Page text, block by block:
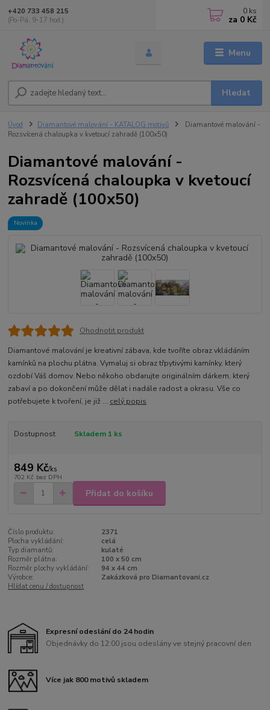
Menu
Hledat
+420 733 458 215
(Po-Pá, 9-17 hod.)
0 ks
za 0 Kč
Úvod Diamantové malování - KATALOG motivů
Diamantové malování -
Rozsvícená chaloupka v kvetoucí zahradě (100x50)
Diamantové malování -
Rozsvícená chaloupka v kvetoucí
zahradě (100x50)
Novinka
Ohodnotit produkt
Diamantové malování je kreativní zábava, kde tvoříte obraz vkládáním
kamínků na plochu plátna. Vymaluj si obraz třpytivými kamínky, který
ozdobí Váš domov. Nebo někoho obdarujte originálním dárkem, který
zabaví a po dokončení může dělat i nadále radost a okrasu. Vše co
potřebujete k tvoření, je již ... celý popis
Dostupnost Skladem 1 ks
849 Kč/ks
702 Kč bez DPH
Přidat do košíku
Číslo produktu:
2371
Plocha vykládání:
celá
Typ diamantů:
kulaté
Rozměr plátna:
100 x 50 cm
Rozměr plochy vykládání:
94 x 44 cm
Výrobce:
Zakázková pro Diamantovani.cz
Hlídat cenu / dostupnost
Expresní odeslání do 24 hodin
Objednávky do 12:00 jsou odeslány ve stejný pracovní den
Více jak 800 motivů skladem